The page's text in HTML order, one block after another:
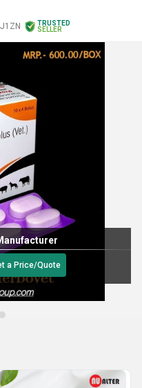
TRUSTED
SELLER
a Price/Quote